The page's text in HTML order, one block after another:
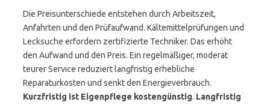
Die Preisunterschiede entstehen durch Arbeitszeit,
Anfahrten und den Prüfaufwand. Kältemittelprüfungen und
Lecksuche erfordern zertifizierte Techniker. Das erhöht
den Aufwand und den Preis. Ein regelmäßiger, moderat
teurer Service reduziert langfristig erhebliche
Reparaturkosten und senkt den Energieverbrauch.
Kurzfristig ist Eigenpflege kostengünstig. Langfristig